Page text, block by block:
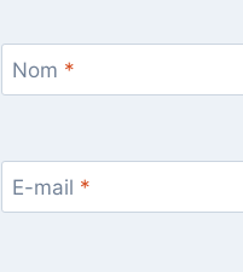
Nom *
E-mail *